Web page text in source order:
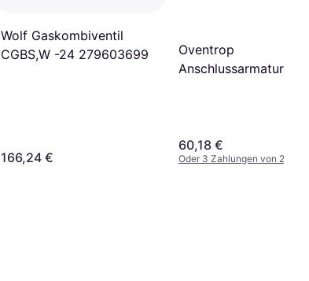
Wolf Gaskombiventil
CGBS,W -24 279603699
166,24 €
Oventrop
Anschlussarmatur
60,18 €
Oder 3 Zahlungen von 20,06